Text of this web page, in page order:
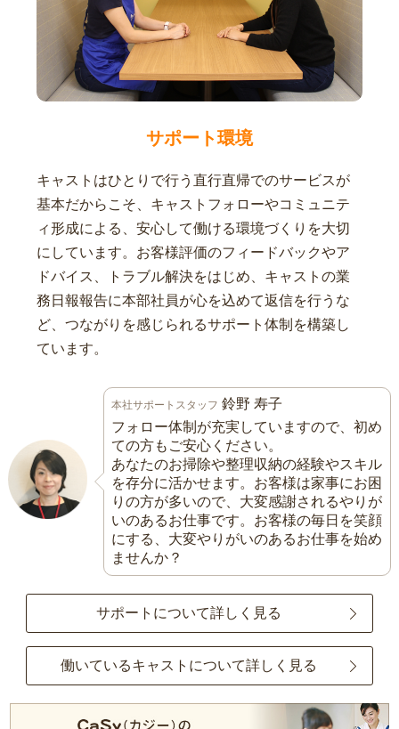
サポート環境
キャストはひとりで行う直行直帰でのサービスが
基本だからこそ、キャストフォローやコミュニテ
ィ形成による、安心して働ける環境づくりを大切
にしています。お客様評価のフィードバックやア
ドバイス、トラブル解決をはじめ、キャストの業
務日報報告に本部社員が心を込めて返信を行うな
ど、つながりを感じられるサポート体制を構築し
ています。
本社サポートスタッフ 鈴野 寿子
フォロー体制が充実していますので、初め
ての方もご安心ください。
あなたのお掃除や整理収納の経験やスキル
を存分に活かせます。お客様は家事にお困
りの方が多いので、大変感謝されるやりが
いのあるお仕事です。お客様の毎日を笑顔
にする、大変やりがいのあるお仕事を始め
ませんか？
サポートについて詳しく見る
働いているキャストについて詳しく見る